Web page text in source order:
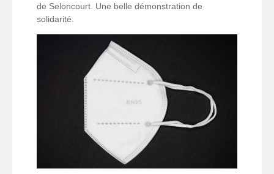
de Seloncourt. Une belle démonstration de
solidarité.